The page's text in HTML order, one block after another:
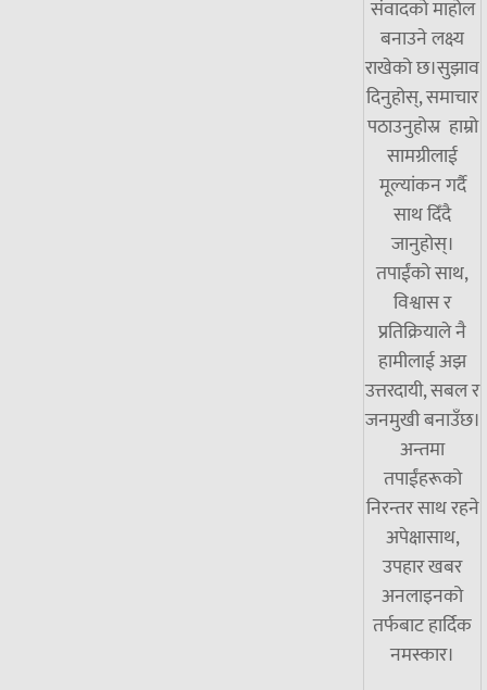
संवादको माहोल
बनाउने लक्ष्य
राखेको छ।सुझाव
दिनुहोस्, समाचार
पठाउनुहोस्र हाम्रो
सामग्रीलाई
मूल्यांकन गर्दै
साथ दिँदै
जानुहोस्।
तपाईंको साथ,
विश्वास र
प्रतिक्रियाले नै
हामीलाई अझ
उत्तरदायी, सबल र
जनमुखी बनाउँछ।
अन्तमा
तपाईंहरूको
निरन्तर साथ रहने
अपेक्षासाथ,
उपहार खबर
अनलाइनको
तर्फबाट हार्दिक
नमस्कार।